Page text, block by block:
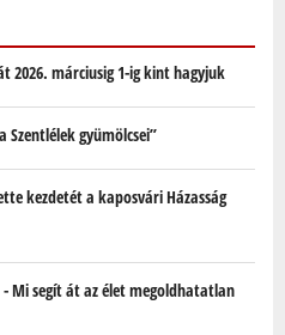
2026. márciusig 1-ig kint hagyjuk
gyümölcsei”
kezdetét a kaposvári Házasság
Mi segít át az élet megoldhatatlan